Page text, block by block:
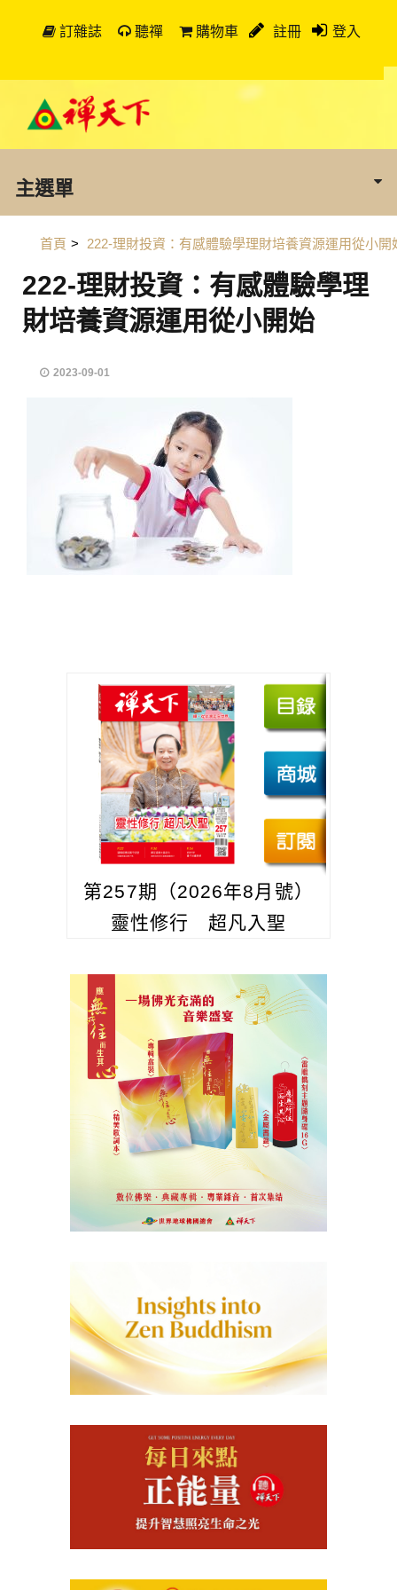
訂雜誌 聽禪 購物車 註冊 登入
主選單
首頁 > 222-理財投資：有感體驗學理財培養資源運用從小開
222-理財投資：有感體驗學理
財培養資源運用從小開始
2023-09-01
第257期（2026年8月號）
靈性修行 超凡入聖